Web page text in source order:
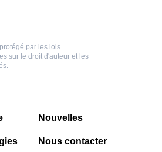
par les lois
sur le droit d'auteur et les
Nouvelles
Nous contacter